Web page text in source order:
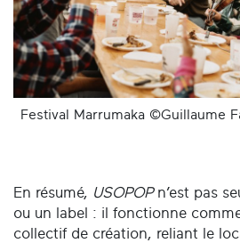
Festival Marrumaka ©Guillaume
En résumé, USOPOPn’est pas
ou un label : il fonctionne
collectif de création, reliant le